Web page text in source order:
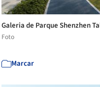
Galeria de Parque Shenzhen
Foto
Marcar